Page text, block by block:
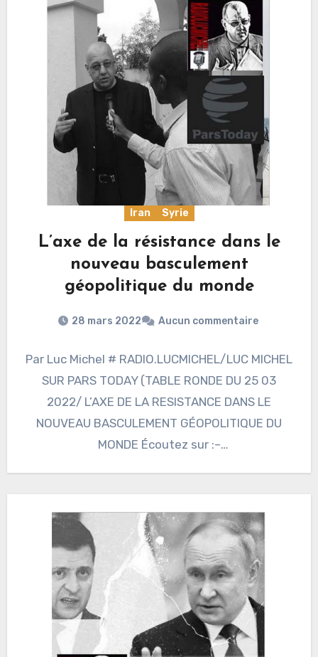
Iran Syrie
L’axe de la résistance dans le
nouveau basculement
géopolitique du monde
28 mars 2022 Aucun commentaire
Par Luc Michel # RADIO.LUCMICHEL/LUC MICHEL
SUR PARS TODAY (TABLE RONDE DU 25 03
2022/ L’AXE DE LA RESISTANCE DANS LE
NOUVEAU BASCULEMENT GÉOPOLITIQUE DU
MONDE Écoutez sur :–
resistance-dans-le-nouveau-basculement-
geopolitique-du-monde-126580/ Le…